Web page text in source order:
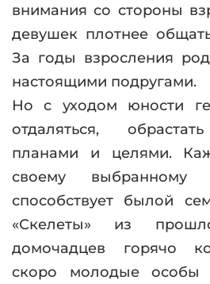
внимания со стороны
девушек плотнее
За годы взросления
настоящими подругами.
Но с уходом юности
отдаляться,
планами и целями.
своему
способствует былой
«Скелеты» из
домочадцев горячо
скоро молодые особы